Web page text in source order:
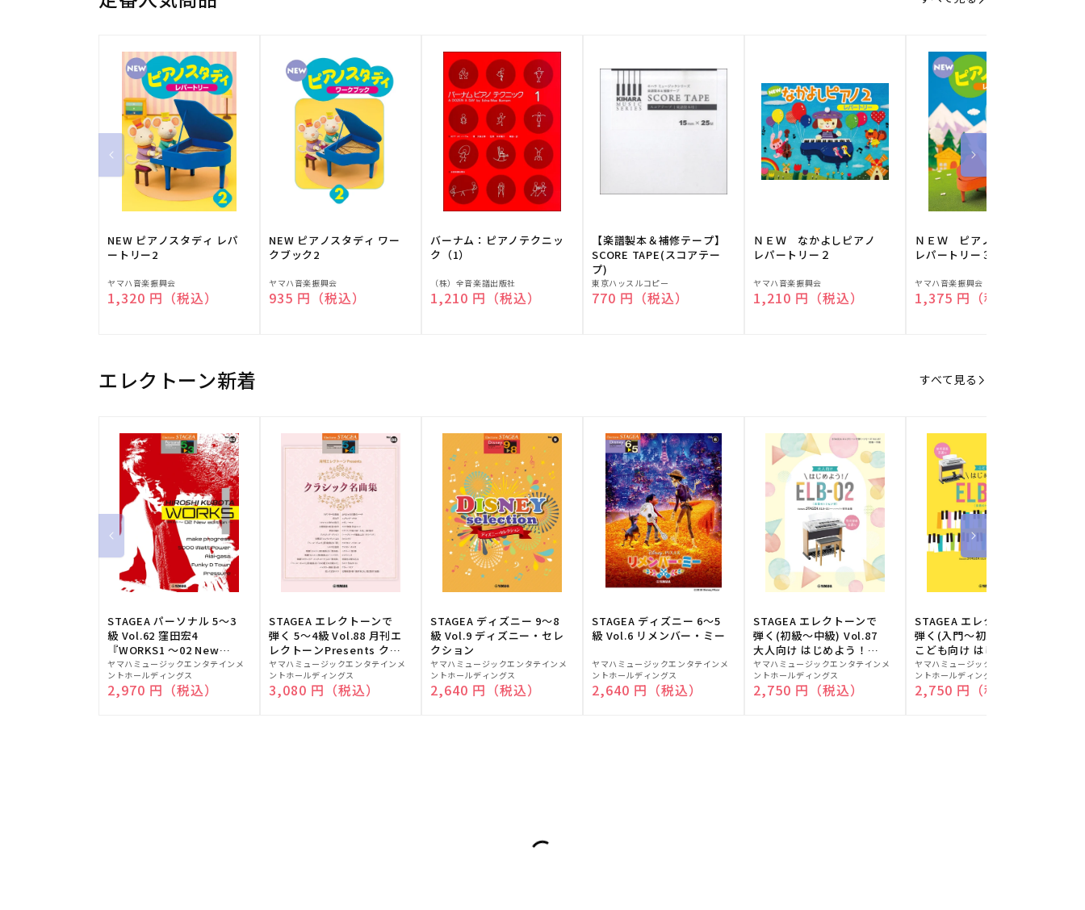
NEW ピアノスタディ レパ
ートリー2
販
売
ヤマハ音楽振興会
通常価格
1,320 円（税込）
NEW ピアノスタディ ワー
クブック2
販
売
ヤマハ音楽振興会
通常価格
935 円（税込）
バーナム：ピアノテクニッ
ク（1）
販
売
（株）全音楽譜出版社
通常価格
1,210 円（税込）
【楽譜製本＆補修テープ】
SCORE TAPE(スコアテー
プ)
販
売
東京ハッスルコピー
通常価格
770 円（税込）
ＮＥＷ なかよしピアノ
レパートリー２
販
売
ヤマハ音楽振興会
通常価格
1,210 円（税込）
ＮＥＷ ピアノスタディ
レパートリー３
販
売
ヤマハ音楽振興会
通常価格
1,375 円（税込）
エレクトーン新着 すべて見る
STAGEA パーソナル 5～3
級 Vol.62 窪田宏4
『WORKS1 ～02 New
edition～』
販
売
元:
ヤマハミュージックエンタテインメ
ントホールディングス
通常価格
2,970 円（税込）
STAGEA エレクトーンで
弾く 5～4級 Vol.88 月刊エ
レクトーンPresents クラ
シック名曲集
販
売
元:
ヤマハミュージックエンタテインメ
ントホールディングス
通常価格
3,080 円（税込）
STAGEA ディズニー 9～8
級 Vol.9 ディズニー・セレ
クション
販
売
元:
ヤマハミュージックエンタテインメ
ントホールディングス
通常価格
2,640 円（税込）
STAGEA ディズニー 6～5
級 Vol.6 リメンバー・ミー
販
売
元:
ヤマハミュージックエンタテインメ
ントホールディングス
通常価格
2,640 円（税込）
STAGEA エレクトーンで
弾く(初級～中級) Vol.87
大人向け はじめよう！
ELB-02(楽器のトリセツ
付)
販
売
元:
ヤマハミュージックエンタテインメ
ントホールディングス
通常価格
2,750 円（税込）
STAGEA エレクトーンで
弾く(入門～初級) Vol.86
こども向け はじめよう！
ELB-02(楽器のトリセツ
付)
販
売
元:
ヤマハミュージックエンタテインメ
ントホールディングス
通常価格
2,750 円（税込）